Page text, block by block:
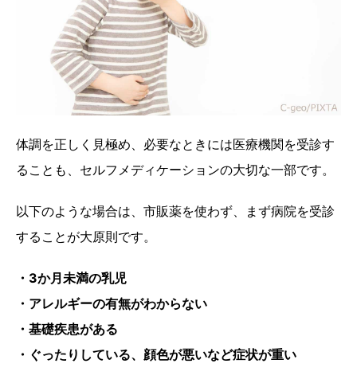
体調を正しく見極め、必要なときには医療機関を受診す
ることも、セルフメディケーションの大切な一部です。
以下のような場合は、市販薬を使わず、まず病院を受診
することが大原則です。
・3か月未満の乳児
・アレルギーの有無がわからない
・基礎疾患がある
・ぐったりしている、顔色が悪いなど症状が重い